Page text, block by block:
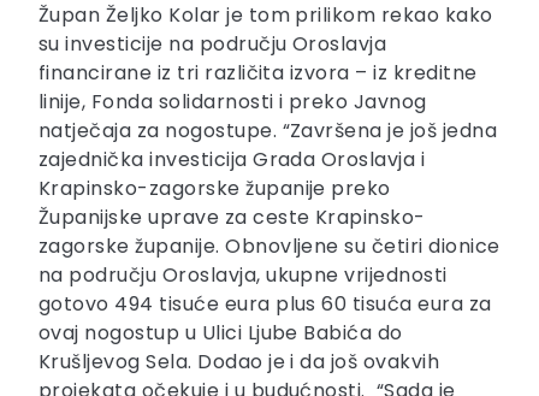
Župan Željko Kolar je tom prilikom rekao kako
su investicije na području Oroslavja
financirane iz tri različita izvora – iz kreditne
linije, Fonda solidarnosti i preko Javnog
natječaja za nogostupe. “Završena je još jedna
zajednička investicija Grada Oroslavja i
Krapinsko-zagorske županije preko
Županijske uprave za ceste Krapinsko-
zagorske županije. Obnovljene su četiri dionice
na području Oroslavja, ukupne vrijednosti
gotovo 494 tisuće eura plus 60 tisuća eura za
ovaj nogostup u Ulici Ljube Babića do
Krušljevog Sela. Dodao je i da još ovakvih